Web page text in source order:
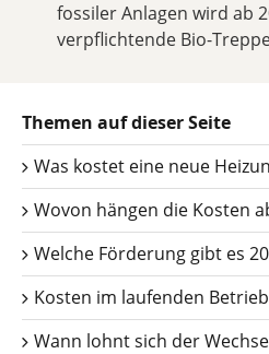
fossiler Anlagen wird ab
verpflichtende Bio-
Themen auf dieser Seite
Was kostet eine neue
Wovon hängen die Kosten
Welche Förderung gibt es
Kosten im laufenden Betrieb
Wann lohnt sich der